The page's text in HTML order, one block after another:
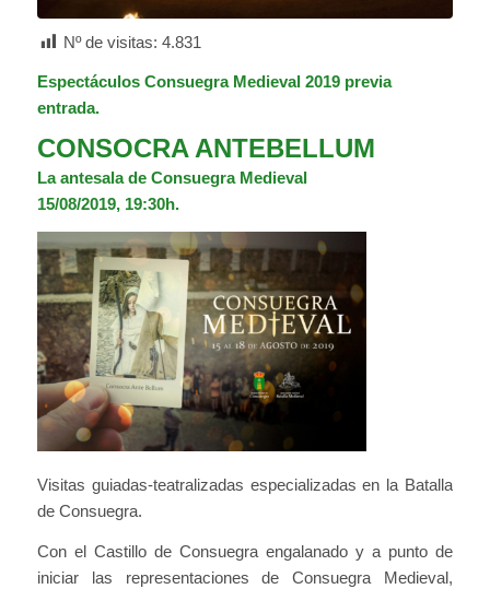
Nº de visitas: 4.831
Espectáculos Consuegra Medieval 2019 previa
entrada.
CONSOCRA ANTEBELLUM
La antesala de Consuegra Medieval
15/08/2019, 19:30h.
Visitas guiadas-teatralizadas especializadas en la Batalla
de Consuegra.
Con el Castillo de Consuegra engalanado y a punto de
iniciar las representaciones de Consuegra Medieval,